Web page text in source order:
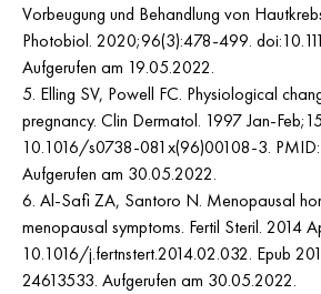
Vorbeugung und Behandlung von
Photobiol. 2020;96(3):478-499.
Aufgerufen am 19.05.2022.
5. Elling SV, Powell FC. Physiological
pregnancy. Clin Dermatol. 1997 Jan-
10.1016/s0738-081x(96)00108-3.
Aufgerufen am 30.05.2022.
6. Al-Safi ZA, Santoro N. Menopausal
menopausal symptoms. Fertil Steril. 2014
10.1016/j.fertnstert.2014.02.032. Epub
24613533. Aufgerufen am 30.05.2022.